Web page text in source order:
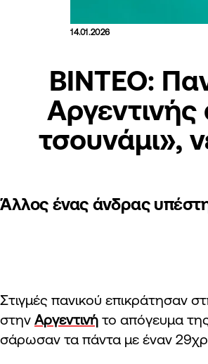
14.01.2026
ΒΙΝΤΕΟ:
τσουνάμι»,
Άλλος ένας άνδρας
Στιγμές πανικού επικράτησαν
στην Αργεντινή το απόγευμα
σάρωσαν τα πάντα με έναν